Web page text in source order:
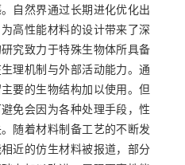
自然界通过长期进化优化出
高性能材料的设计带来了深
究致力于特殊生物体所具备
理机制与外部活动能力。通
要的生物结构加以使用。但
免会因为各种处理手段，性
随着材料制备工艺的不断发
近的仿生材料被报道，部分